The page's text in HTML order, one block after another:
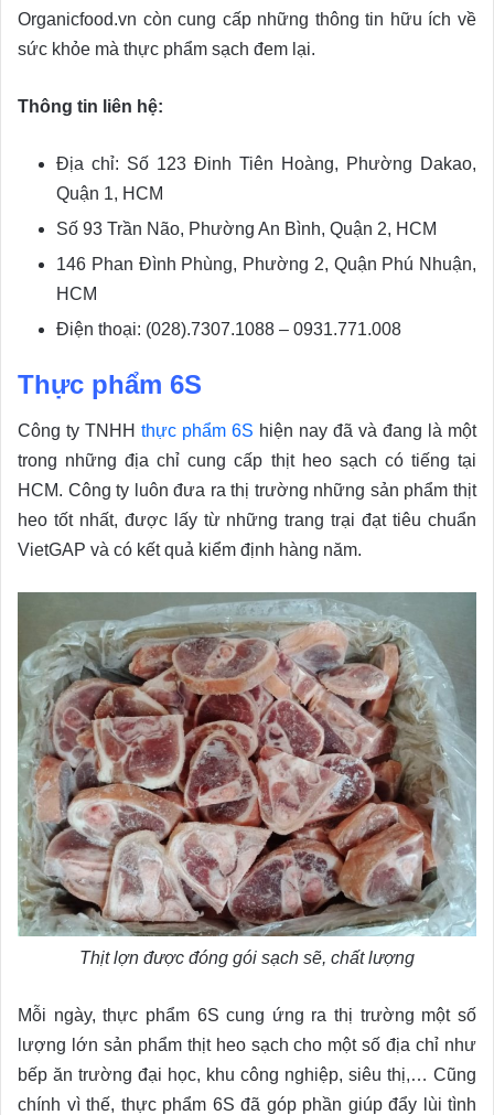
Organicfood.vn còn cung cấp những thông tin hữu ích về
sức khỏe mà thực phẩm sạch đem lại.
Thông tin liên hệ:
Địa chỉ: Số 123 Đinh Tiên Hoàng, Phường Dakao,
Quận 1, HCM
Số 93 Trần Não, Phường An Bình, Quận 2, HCM
146 Phan Đình Phùng, Phường 2, Quận Phú Nhuận,
HCM
Điện thoại: (028).7307.1088 – 0931.771.008
Thực phẩm 6S
Công ty TNHH thực phẩm 6S hiện nay đã và đang là một
trong những địa chỉ cung cấp thịt heo sạch có tiếng tại
HCM. Công ty luôn đưa ra thị trường những sản phẩm thịt
heo tốt nhất, được lấy từ những trang trại đạt tiêu chuẩn
VietGAP và có kết quả kiểm định hàng năm.
Thịt lợn được đóng gói sạch sẽ, chất lượng
Mỗi ngày, thực phẩm 6S cung ứng ra thị trường một số
lượng lớn sản phẩm thịt heo sạch cho một số địa chỉ như
bếp ăn trường đại học, khu công nghiệp, siêu thị,… Cũng
chính vì thế, thực phẩm 6S đã góp phần giúp đẩy lùi tình